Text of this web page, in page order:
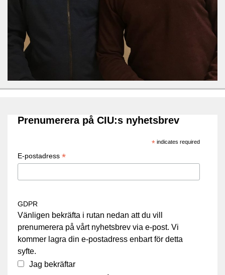
Prenumerera på CIU:s nyhetsbrev
*indicates required
E-postadress *
GDPR
Vänligen bekräfta i rutan nedan att du vill
prenumerera på vårt nyhetsbrev via e-post. Vi
kommer lagra din e-postadress enbart för detta
syfte.
Jag bekräftar